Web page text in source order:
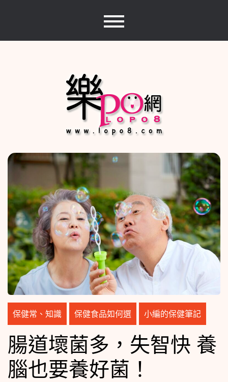
樂PO網
分享你的樂事，樂PO吧~
保健常、知識 保健食品如何選 小編的保健筆記
腸道壞菌多，失智快 養
腦也要養好菌！